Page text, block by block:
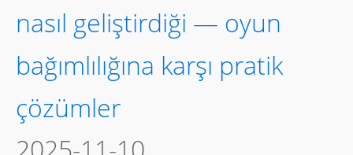
nasıl geliştirdiği — oyun
bağımlılığına karşı pratik
çözümler